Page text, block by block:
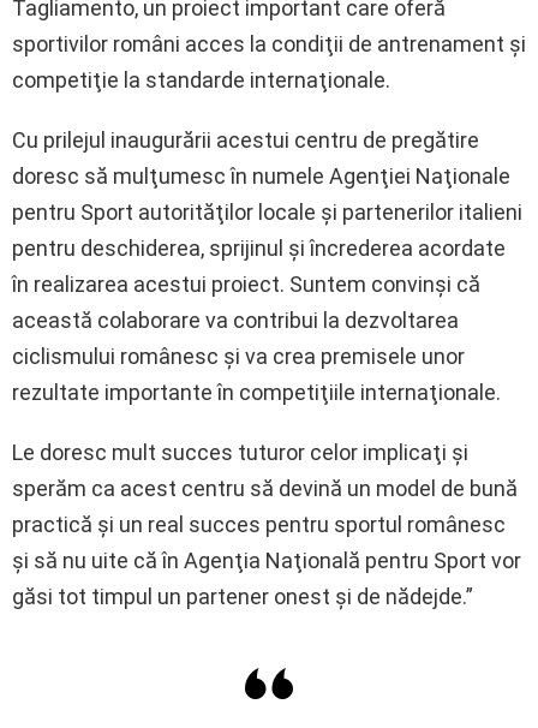
Tagliamento, un proiect important care oferă
sportivilor români acces la condiţii de antrenament şi
competiţie la standarde internaţionale.
Cu prilejul inaugurării acestui centru de pregătire
doresc să mulţumesc în numele Agenţiei Naţionale
pentru Sport autorităţilor locale şi partenerilor italieni
pentru deschiderea, sprijinul şi încrederea acordate
în realizarea acestui proiect. Suntem convinşi că
această colaborare va contribui la dezvoltarea
ciclismului românesc şi va crea premisele unor
rezultate importante în competiţiile internaţionale.
Le doresc mult succes tuturor celor implicaţi şi
sperăm ca acest centru să devină un model de bună
practică şi un real succes pentru sportul românesc
şi să nu uite că în Agenţia Naţională pentru Sport vor
găsi tot timpul un partener onest şi de nădejde.”